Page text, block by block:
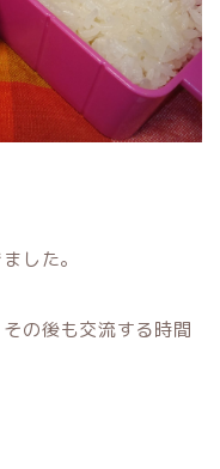
した。
の後も交流する時間